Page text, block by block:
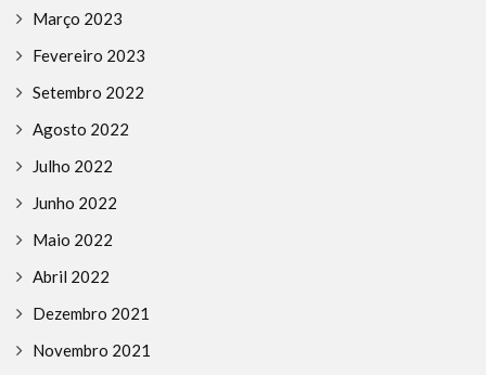
Março 2023
Fevereiro 2023
Setembro 2022
Agosto 2022
Julho 2022
Junho 2022
Maio 2022
Abril 2022
Dezembro 2021
Novembro 2021